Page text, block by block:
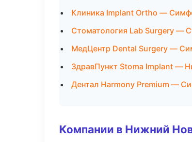
Клиника Implant Ortho —
Стоматология Lab Surgery —
МедЦентр Dental Surgery —
ЗдравПункт Stoma Implant —
Дентал Harmony Premium —
Компании в Нижний